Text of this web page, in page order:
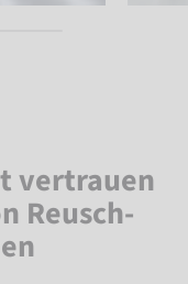
vertrauen
Reusch-